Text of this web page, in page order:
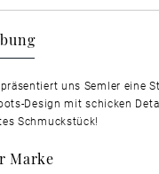
uns Semler eine
Design mit schicken
Schmuckstück!
Marke